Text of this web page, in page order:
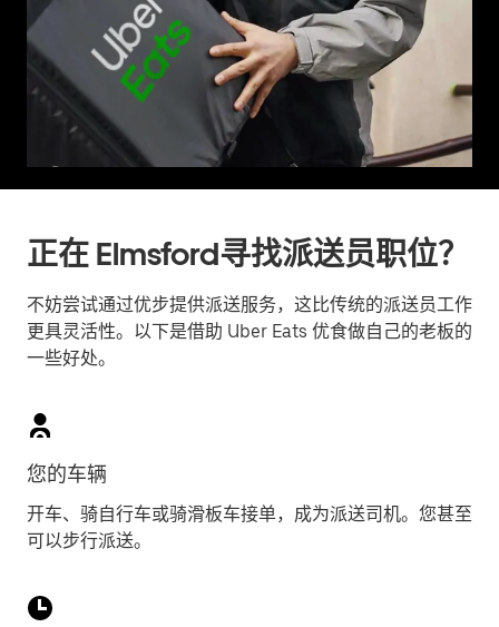
正在 Elmsford寻找派送员职位？
不妨尝试通过优步提供派送服务，这比传统的派送员工作
更具灵活性。以下是借助 Uber Eats 优食做自己的老板的
一些好处。
您的车辆
开车、骑自行车或骑滑板车接单，成为派送司机。您甚至
可以步行派送。